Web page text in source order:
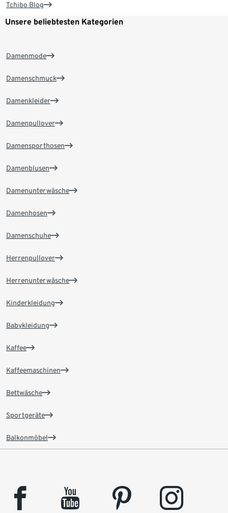
Tchibo Blog
Unsere beliebtesten Kategorien
Damenmode
Damenschmuck
Damenkleider
Damenpullover
Damensporthosen
Damenblusen
Damenunterwäsche
Damenhosen
Damenschuhe
Herrenpullover
Herrenunterwäsche
Kinderkleidung
Babykleidung
Kaffee
Kaffeemaschinen
Bettwäsche
Sportgeräte
Balkonmöbel
facebook youtube pinterest instagram